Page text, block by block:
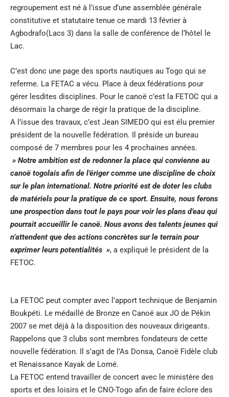
regroupement est né à l’issue d’une assemblée générale
constitutive et statutaire tenue ce mardi 13 février à
Agbodrafo(Lacs 3) dans la salle de conférence de l’hôtel le
Lac.
C’est donc une page des sports nautiques au Togo qui se
referme. La FETAC a vécu. Place à deux fédérations pour
gérer lesdites disciplines. Pour le canoë c’est la FETOC qui a
désormais la charge de régir la pratique de la discipline.
A l’issue des travaux, c’est Jean SIMEDO qui est élu premier
président de la nouvelle fédération. Il préside un bureau
composé de 7 membres pour les 4 prochaines années.
» Notre ambition est de redonner la place qui convienne au
canoë togolais afin de l’ériger comme une discipline de choix
sur le plan international. Notre priorité est de doter les clubs
de matériels pour la pratique de ce sport. Ensuite, nous ferons
une prospection dans tout le pays pour voir les plans d’eau qui
pourrait accueillir le canoë. Nous avons des talents jeunes qui
n’attendent que des actions concrètes sur le terrain pour
exprimer leurs potentialités », a expliqué le président de la
FETOC.
La FETOC peut compter avec l’apport technique de Benjamin
Boukpéti. Le médaillé de Bronze en Canoë aux JO de Pékin
2007 se met déjà à la disposition des nouveaux dirigeants.
Rappelons que 3 clubs sont membres fondateurs de cette
nouvelle fédération. Il s’agit de l’As Donsa, Canoë Fidèle club
et Renaissance Kayak de Lomé.
La FETOC entend travailler de concert avec le ministère des
sports et des loisirs et le CNO-Togo afin de faire éclore des